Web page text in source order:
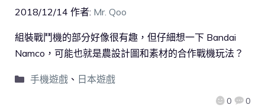
2018/12/14 作者: Mr. Qoo
0 0
組裝戰鬥機的部分好像很有趣，但仔細想一下 Bandai
Namco，可能也就是農設計圖和素材的合作戰機玩法？
手機遊戲、 日本遊戲